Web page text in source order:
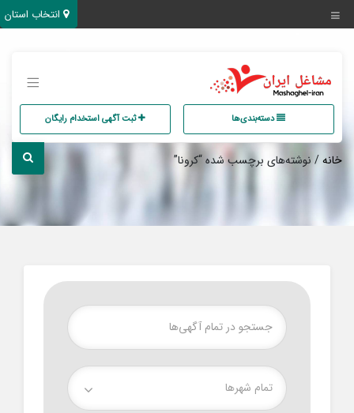
دسته‌بندی‌ها ثبت آگهی استخدام رایگان
خانه/ نوشته‌های برچسب شده “کرونا”
تمام شهر‌ها